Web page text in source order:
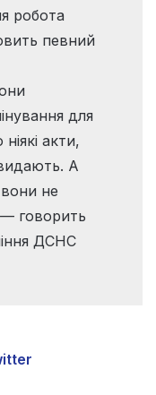
робота
певний
для
акти,
А
не
говорить
ДСНС